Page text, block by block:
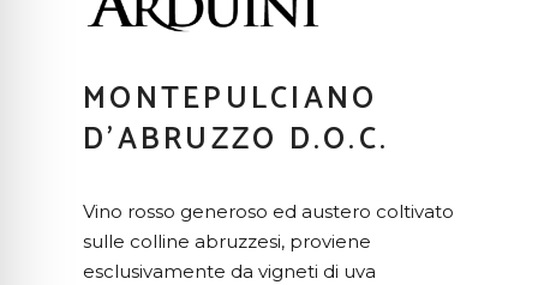
MONTEPULCIANO
D’ABRUZZO D.O.C.
Vino rosso generoso ed austero coltivato
sulle colline abruzzesi, proviene
esclusivamente da vigneti di uva